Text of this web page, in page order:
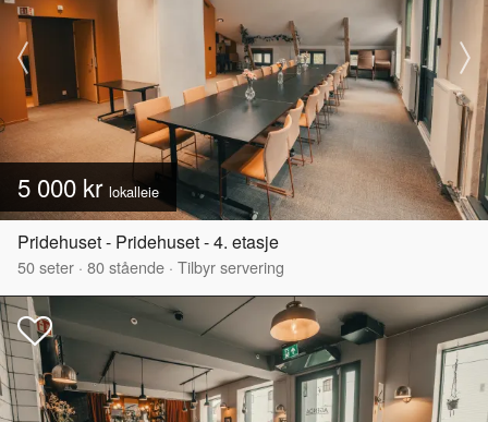
5 000 kr lokalleie
Pridehuset - Pridehuset - 4. etasje
50seter · 80stående · Tilbyr servering